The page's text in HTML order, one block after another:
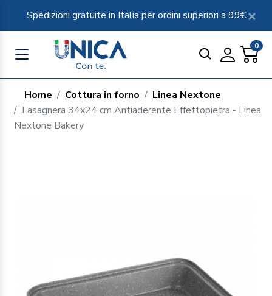
Spedizioni gratuite in Italia per ordini superiori a 99€
0
Home Cottura in forno
Linea Nextone
Lasagnera 34x24 cm Antiaderente Effettopietra - Linea
Nextone Bakery